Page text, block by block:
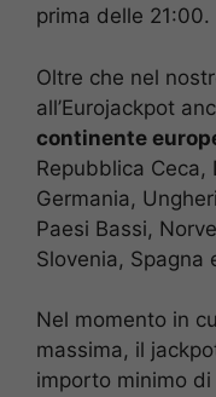
prima delle 21:00.
Oltre che nel
all’Eurojackpot
continente
Repubblica Ceca,
Germania,
Paesi Bassi,
Slovenia, Spagna
Nel momento in
massima, il
importo minimo